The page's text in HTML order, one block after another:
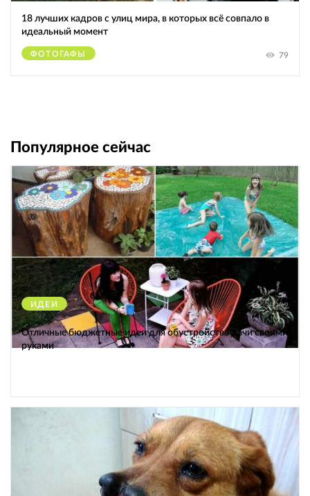
18 лучших кадров с улиц мира, в которых всё совпало в
идеальный момент
ФОТОГАФЫ 79
Популярное сейчас
ИДЕИ 38302
Отличные бюджетные идеи для обустройства дачи своими
руками